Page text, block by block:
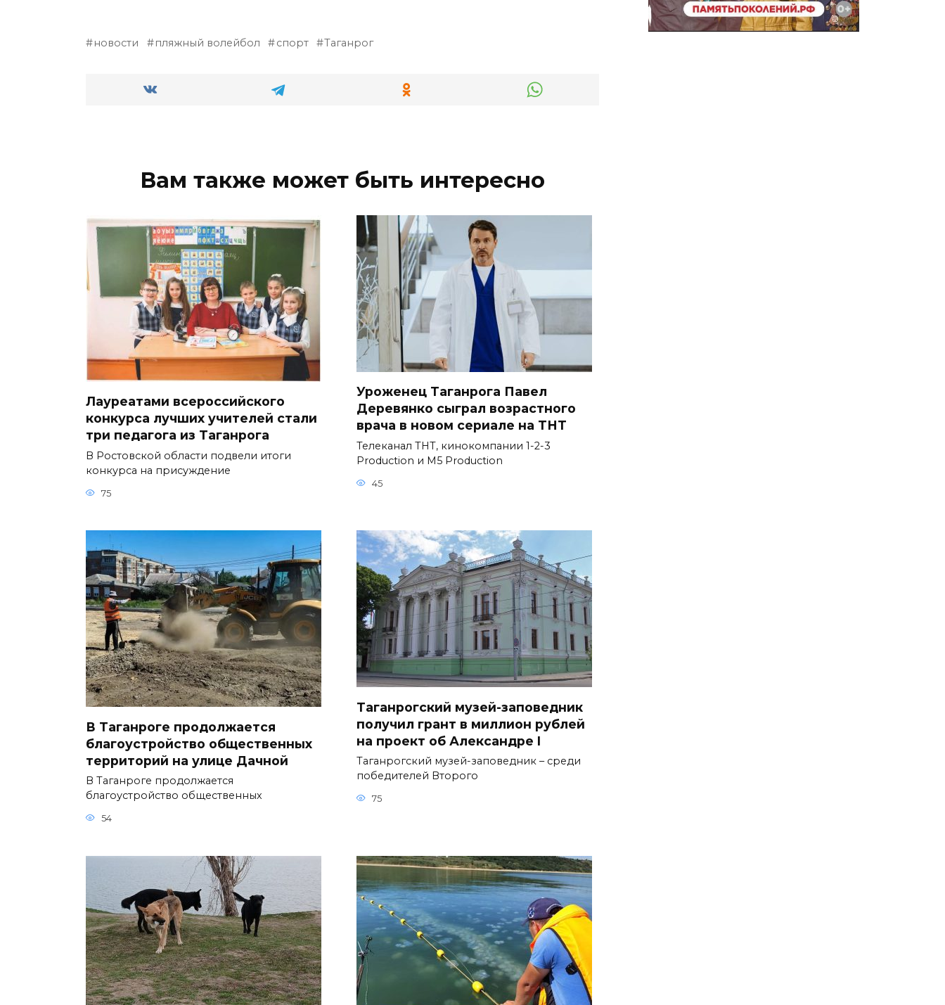
новости пляжный волейбол спорт Таганрог
Вам также может быть интересно
Лауреатами всероссийского
конкурса лучших учителей стали
три педагога из Таганрога
В Ростовской области подвели итоги
конкурса на присуждение
75
Уроженец Таганрога Павел
Деревянко сыграл возрастного
врача в новом сериале на ТНТ
Телеканал ТНТ, кинокомпании 1-2-3
Production и M5 Production
45
В Таганроге продолжается
благоустройство общественных
территорий на улице Дачной
В Таганроге продолжается
благоустройство общественных
54
Таганрогский музей-заповедник
получил грант в миллион рублей
на проект об Александре I
Таганрогский музей-заповедник – среди
победителей Второго
75